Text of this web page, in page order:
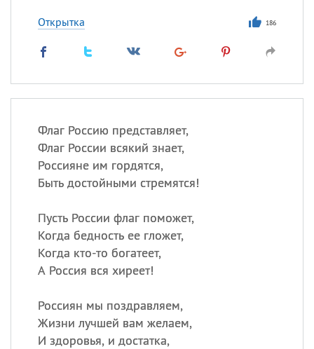
Открытка 186
Флаг Россию представляет,
Флаг России всякий знает,
Россияне им гордятся,
Быть достойными стремятся!
Пусть России флаг поможет,
Когда бедность ее гложет,
Когда кто-то богатеет,
А Россия вся хиреет!
Россиян мы поздравляем,
Жизни лучшей вам желаем,
И здоровья, и достатка,